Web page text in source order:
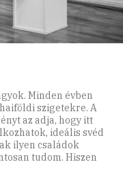
Minden évben
szigetekre. A
az adja, hogy itt
ideális svéd
ilyen családok
tudom. Hiszen